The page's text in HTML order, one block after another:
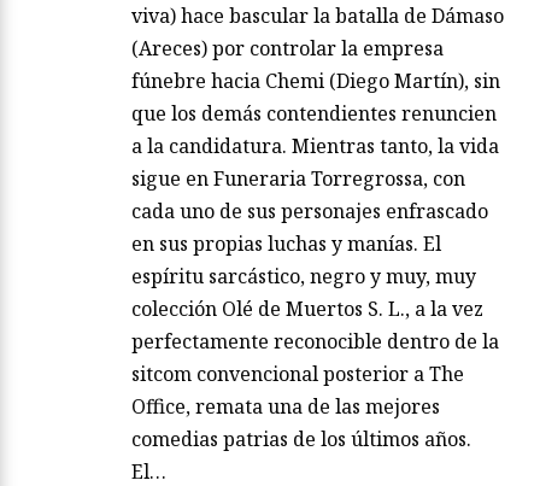
viva) hace bascular la batalla de Dámaso
(Areces) por controlar la empresa
fúnebre hacia Chemi (Diego Martín), sin
que los demás contendientes renuncien
a la candidatura. Mientras tanto, la vida
sigue en Funeraria Torregrossa, con
cada uno de sus personajes enfrascado
en sus propias luchas y manías. El
espíritu sarcástico, negro y muy, muy
colección Olé de Muertos S. L., a la vez
perfectamente reconocible dentro de la
sitcom convencional posterior a The
Office, remata una de las mejores
comedias patrias de los últimos años.
El…